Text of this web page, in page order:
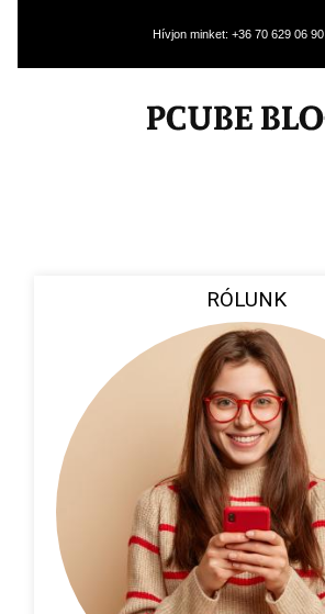
Hívjon minket: +36 70 629 06 90
RÓLUNK